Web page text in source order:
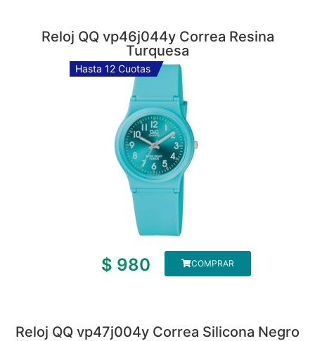
Reloj QQ vp46j044y Correa Resina
Turquesa
Hasta 12 Cuotas
$ 980 COMPRAR
Reloj QQ vp47j004y Correa Silicona Negro